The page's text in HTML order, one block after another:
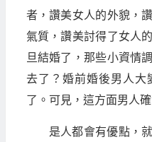
者，讚美女人的外貌，
氣質，讚美討得了女人
旦結婚了，那些小資情
去了？婚前婚後男人大
了。可見，這方面男人
是人都會有優點，